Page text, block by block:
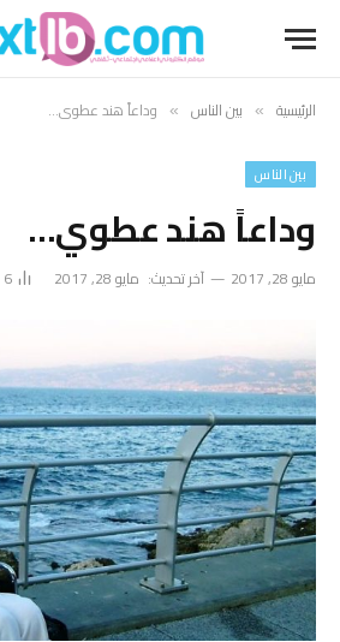
الرئيسية » بين الناس » وداعاً هند عطوي…
بين الناس
وداعاً هند عطوي…
مايو 28, 2017 آخر تحديث: مايو 28, 2017 6